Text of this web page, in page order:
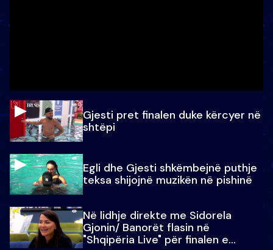
Gjesti pret finalen duke kërcyer në
shtëpi
Egli dhe Gjesti shkëmbejnë puthje
teksa shijojnë muzikën në pishinë
Në lidhje direkte me Sidorela
Gjonin/ Banorët flasin në
"Shqipëria Live" për finalen e